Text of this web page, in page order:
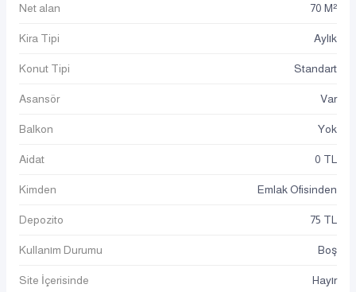
Net alan 70 M²
Kira Tipi Aylık
Konut Tipi Standart
Asansör Var
Balkon Yok
Aidat 0 TL
Kimden Emlak Ofisinden
Depozito 75 TL
Kullanım Durumu Boş
Site İçerisinde Hayır